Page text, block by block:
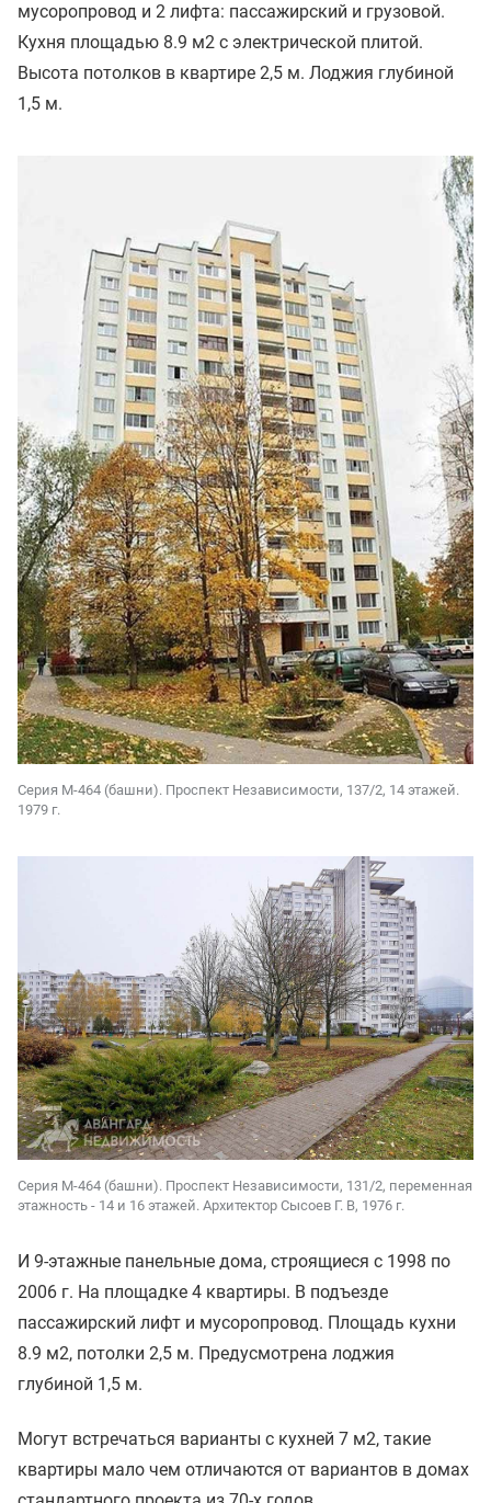
мусоропровод и 2 лифта: пассажирский и грузовой.
Кухня площадью 8.9 м2 с электрической плитой.
Высота потолков в квартире 2,5 м. Лоджия глубиной
1,5 м.
Серия М-464 (башни). Проспект Независимости, 137/2, 14 этажей.
1979 г.
Серия М-464 (башни). Проспект Независимости, 131/2, переменная
этажность - 14 и 16 этажей. Архитектор Сысоев Г. В, 1976 г.
И 9-этажные панельные дома, строящиеся с 1998 по
2006 г. На площадке 4 квартиры. В подъезде
пассажирский лифт и мусоропровод. Площадь кухни
8.9 м2, потолки 2,5 м. Предусмотрена лоджия
глубиной 1,5 м.
Могут встречаться варианты с кухней 7 м2, такие
квартиры мало чем отличаются от вариантов в домах